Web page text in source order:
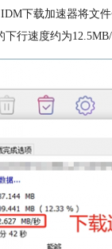
下载加速器将文
行速度约为